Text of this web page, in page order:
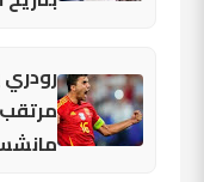
رودري